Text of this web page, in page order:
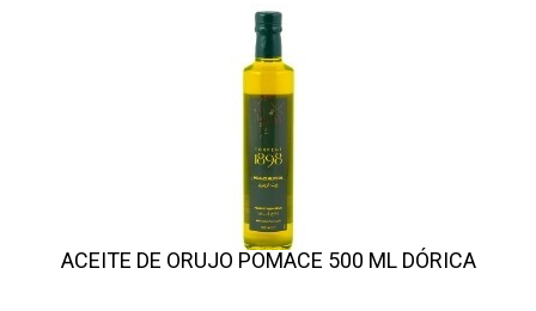
ACEITE DE ORUJO POMACE 500 ML DÓRICA